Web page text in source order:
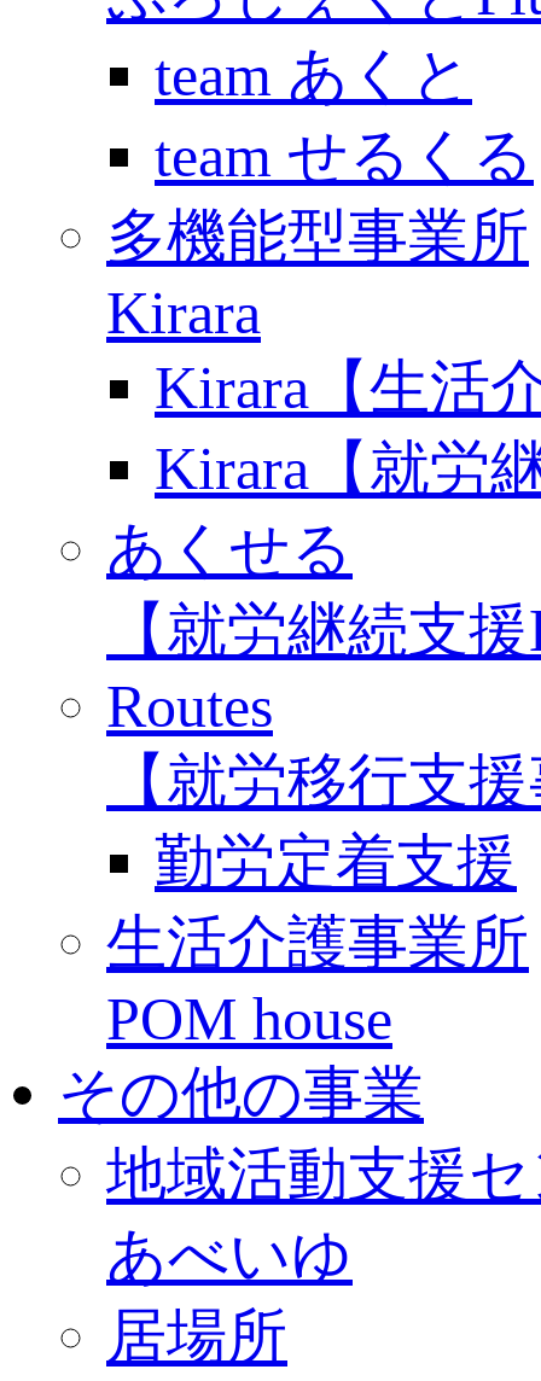
team あくと
team せるくる
多機能型事業所
Kirara
Kirara【生活
Kirara【就労
あくせる
【就労継続支
Routes
【就労移行支
勤労定着支援
生活介護事業所
POM house
その他の事業
地域活動支援
あべいゆ
居場所